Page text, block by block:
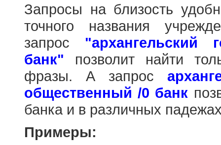
Запросы на близость
точного названия
запрос "архангельский
банк" позволит найти
фразы. А запрос
общественный /0 банк
банка и в различных
Примеры: